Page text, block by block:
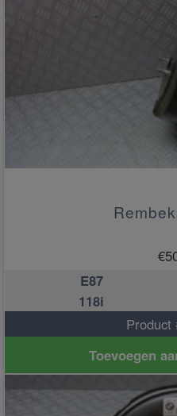
€
E87
118i
Product
Toevoegen